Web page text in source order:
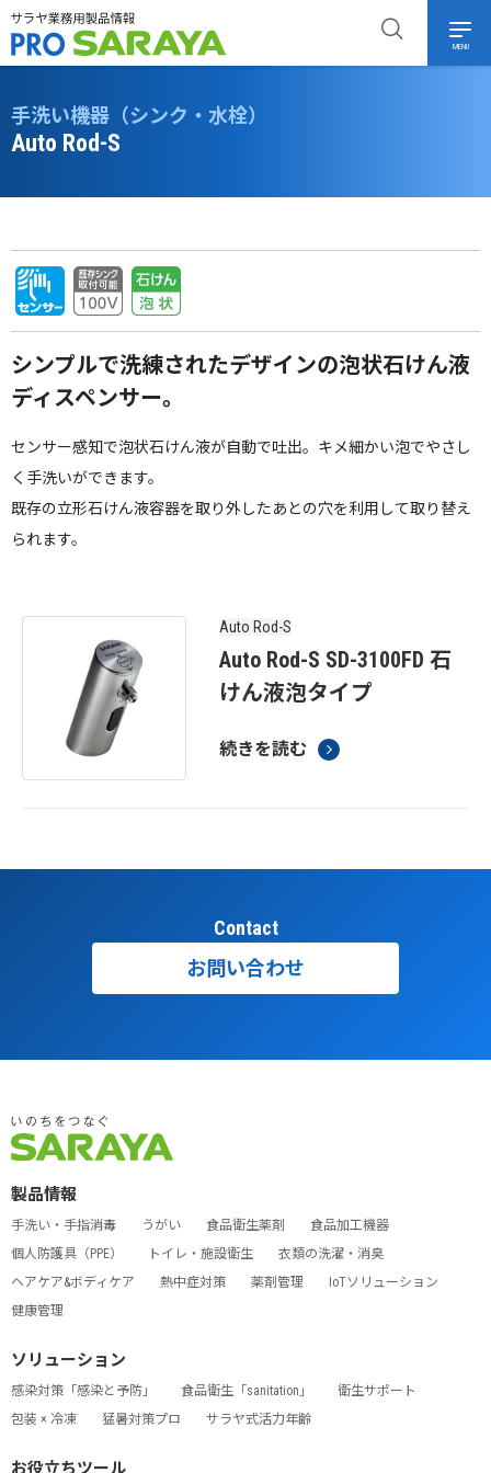
MENU
手洗い機器（シンク・水栓）
Auto Rod-S
シンプルで洗練されたデザインの泡状石けん液
ディスペンサー。
センサー感知で泡状石けん液が自動で吐出。キメ細かい泡でやさし
く手洗いができます。
既存の立形石けん液容器を取り外したあとの穴を利用して取り替え
られます。
Auto Rod-S
Auto Rod-S SD-3100FD 石
けん液泡タイプ
続きを読む
Contact
お問い合わせ
製品情報
手洗い・手指消毒 うがい 食品衛生薬剤
食品加工機器
個人防護具（PPE）
トイレ・施設衛生
衣類の洗濯・消臭
ヘアケア&ボディケア
熱中症対策 薬剤管理
IoTソリューション
健康管理
ソリューション
感染対策「感染と予防」 食品衛生「sanitation」
衛生サポート
包装 × 冷凍
猛暑対策プロ サラヤ式活力年齢
お役立ちツール